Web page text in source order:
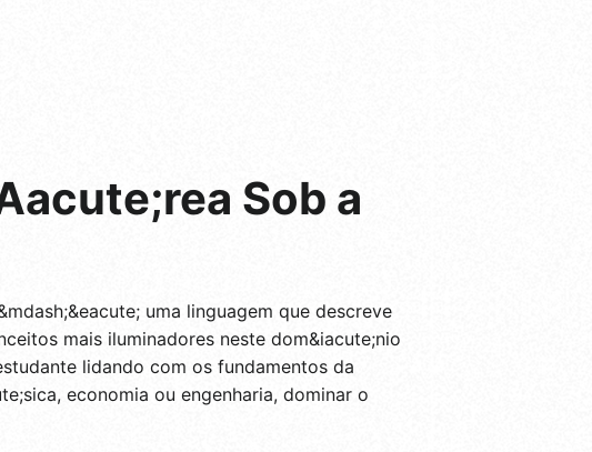
Sob a
uma linguagem que descreve
mais iluminadores neste dom&iacute;nio
lidando com os fundamentos da
economia ou engenharia, dominar o